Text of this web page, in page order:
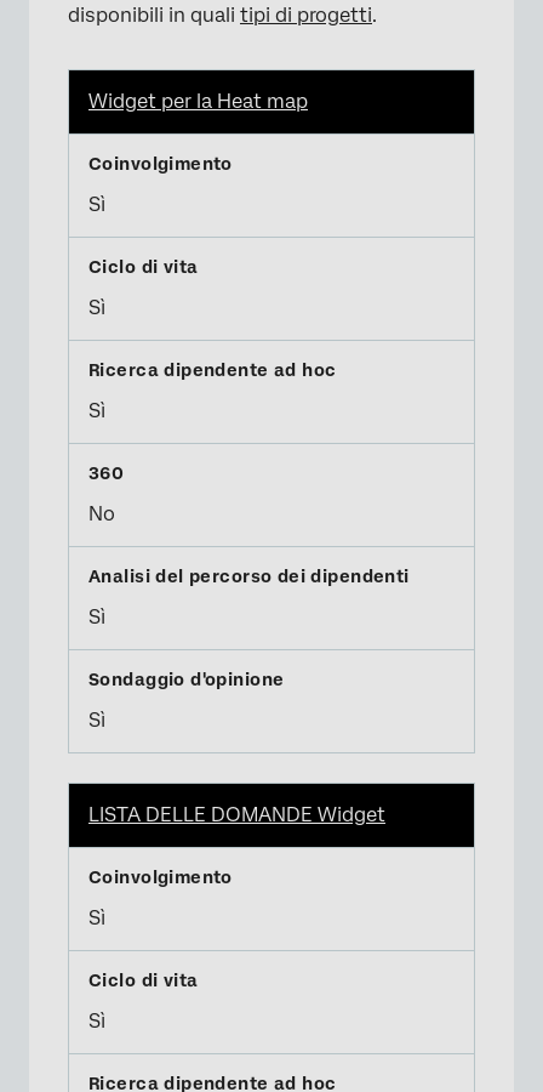
disponibili in quali tipi di progetti.
Widget per la Heat map
Sì
Sì
Sì
No
Sì
Sì
LISTA DELLE DOMANDE Widget
Sì
Sì